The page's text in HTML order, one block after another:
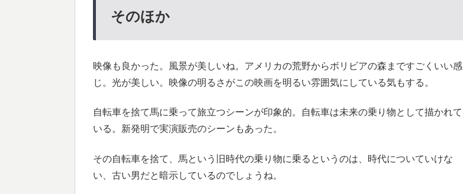
そのほか
映像も良かった。風景が美しいね。アメリカの荒野からボリビアの森まですごくいい感
じ。光が美しい。映像の明るさがこの映画を明るい雰囲気にしている気もする。
自転車を捨て馬に乗って旅立つシーンが印象的。自転車は未来の乗り物として描かれて
いる。新発明で実演販売のシーンもあった。
その自転車を捨て、馬という旧時代の乗り物に乗るというのは、時代についていけな
い、古い男だと暗示しているのでしょうね。